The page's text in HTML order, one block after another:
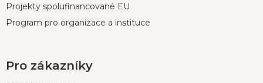
Projekty spolufinancované EU
Program pro organizace a instituce
Pro zákazníky